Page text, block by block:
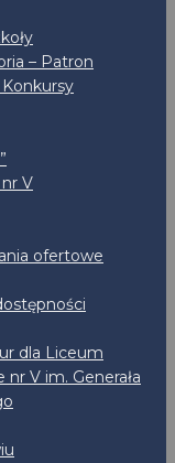
– Patron
V
ofertowe
dla Liceum
nr V im. Generała